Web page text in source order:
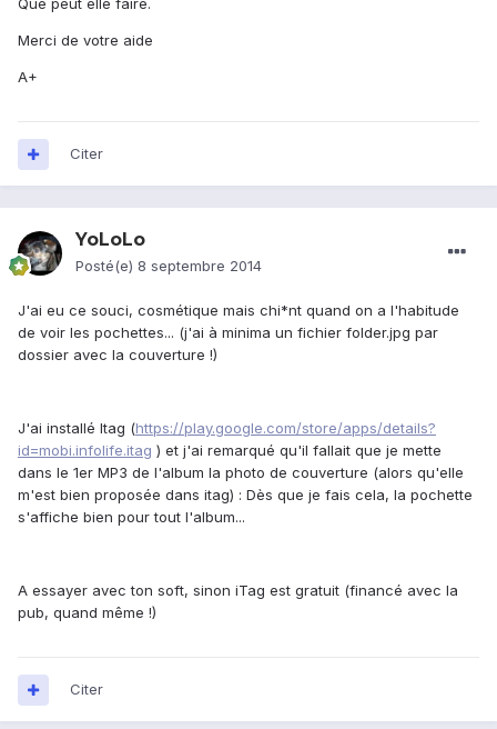
Que peut elle faire.
Merci de votre aide
A+
Citer
YoLoLo
Posté(e) 8 septembre 2014
J'ai eu ce souci, cosmétique mais chi*nt quand on a l'habitude
de voir les pochettes... (j'ai à minima un fichier folder.jpg par
dossier avec la couverture !)
J'ai installé Itag (https://play.google.com/store/apps/details?
id=mobi.infolife.itag ) et j'ai remarqué qu'il fallait que je mette
dans le 1er MP3 de l'album la photo de couverture (alors qu'elle
m'est bien proposée dans itag) : Dès que je fais cela, la pochette
s'affiche bien pour tout l'album...
A essayer avec ton soft, sinon iTag est gratuit (financé avec la
pub, quand même !)
Citer